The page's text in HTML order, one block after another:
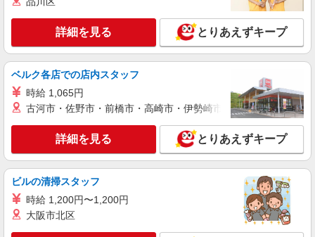
頂くと, インセンティブ支給(規定有) ★月2回払
い・週払い可能（規程有）★ ゜・。○。・゜
+゜・。○。・゜+゜
キープ 詳細を見る
派遣社員 紹介予定派遣
株式会社シエロ
【softbank】の携帯販売スタッフ
時給1400円〜1700円（経験・能力による） ※
残業代支給 ★交通費別途支給（規定あり） ゜
+゜・。○。・゜+゜・。○。・゜+゜ 入社祝い金10
万円支給(規定有) お友達を紹介頂くと, インセンテ
ィブ支給(規定有) ★月2回払い・週払い可能（規程
有）★ ゜・。○。・゜+゜・。○。・゜+゜
兵庫県西宮市のsoftbankショップ
キープ 詳細を見る
派遣社員 紹介予定派遣
詳細を見る とりあえずキープ
ベルク各店での店内スタッフ
時給 1,065円
古河市・佐野市・前橋市・高崎市・伊勢崎市・太田市・館林市
詳細を見る とりあえずキープ
ビルの清掃スタッフ
時給 1,200円〜1,200円
大阪市北区